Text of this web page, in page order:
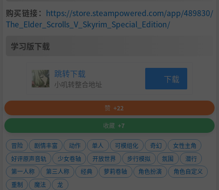
购买链接： https://store.steampowered.com/app/489830/
The_Elder_Scrolls_V_Skyrim_Special_Edition/
学习版下载
跳转下载
小叽转整合地址 下载
赞 +22
收藏 +7
冒险 剧情丰富 动作 单人 可模组化 奇幻
女性主角
好评原声音轨
少女卷轴 开放世界 步行模拟 氛围
潜行
第一人称
第三人称 经典 萝莉卷轴 角色扮演
角色自定义
重制
魔法
龙